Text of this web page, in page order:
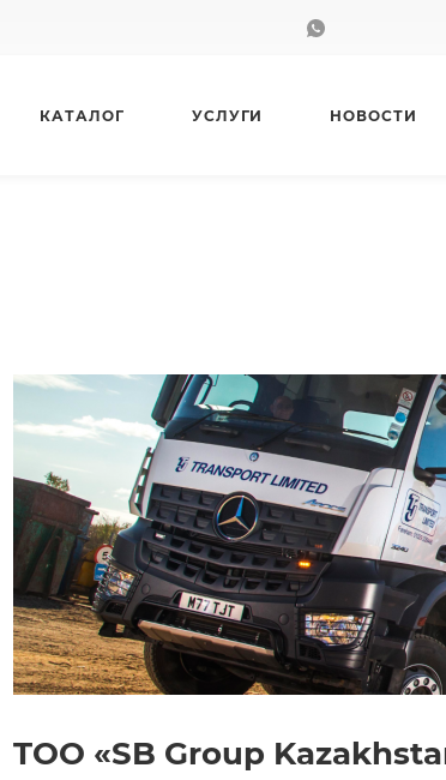
КАТАЛОГ УСЛУГИ НОВОСТИ
TOO «SB Group